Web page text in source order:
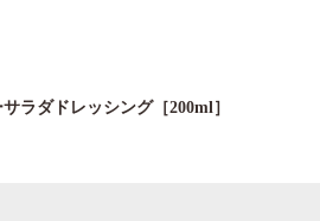
ラダドレッシング［200ml］